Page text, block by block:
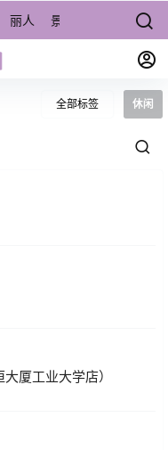
丽人 景点/周边游 宠物
全部标签 休闲
厦工业大学店）